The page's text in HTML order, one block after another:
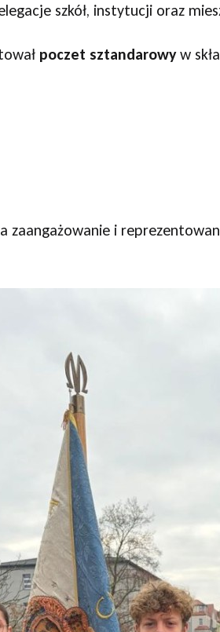
szkół, instytucji oraz
poczet sztandarowyw
zaangażowanie i